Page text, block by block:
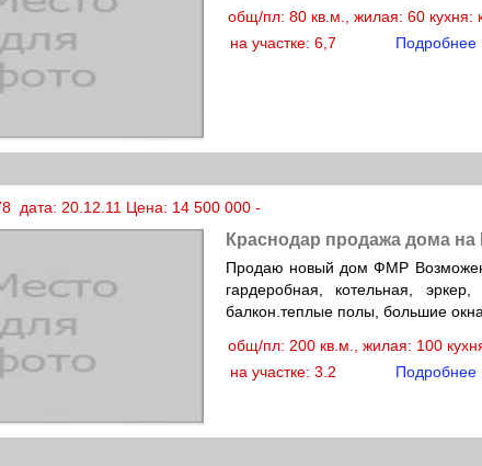
общ/пл: 80 кв.м., жилая: 60 кухня:
на участке: 6,7
Подробнее
дата: 20.12.11 Цена: 14 500 000 -
Краснодар продажа дома на
Продаю новый дом ФМР Возможен
гардеробная, котельная,
балкон.теплые полы, большие
общ/пл: 200 кв.м., жилая: 100
на участке: 3.2
Подробнее